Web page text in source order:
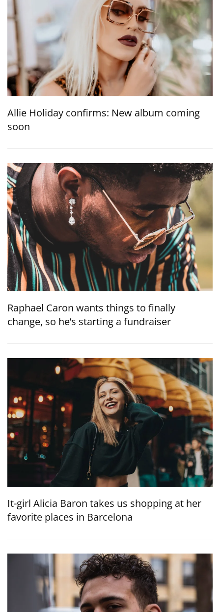
Allie Holiday confirms: New album coming
soon
Raphael Caron wants things to finally
change, so he’s starting a fundraiser
It-girl Alicia Baron takes us shopping at her
favorite places in Barcelona